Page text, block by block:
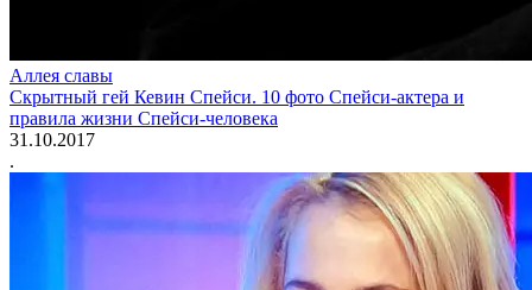
Аллея славы
Скрытный гей Кевин Спейси. 10 фото Спейси-актера и
правила жизни Спейси-человека
31.10.2017
.